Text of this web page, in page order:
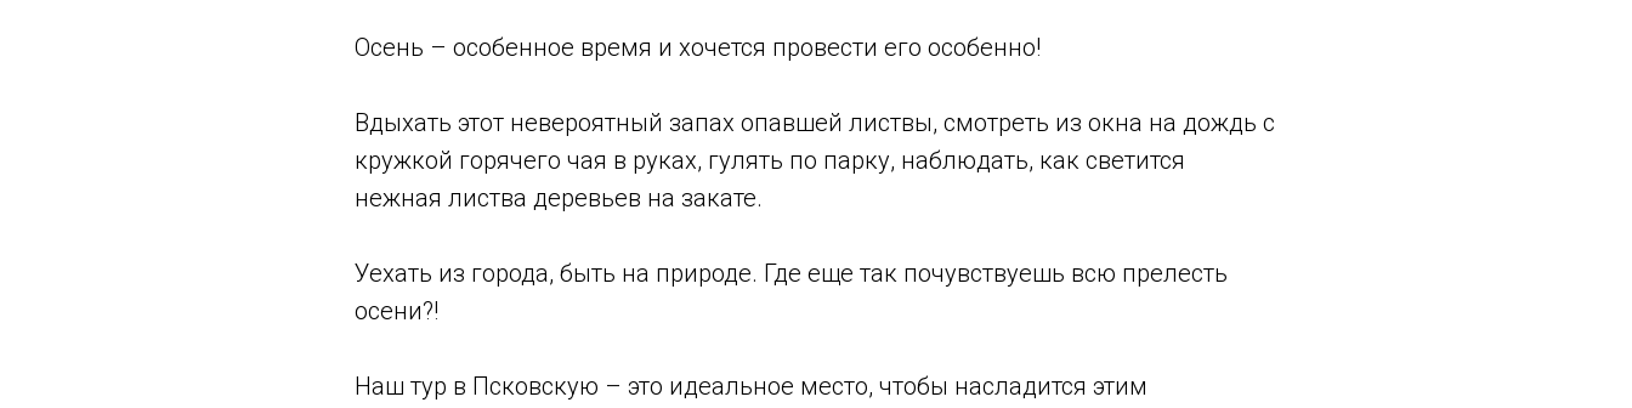
Осень – особенное время и хочется провести его особенно!
Вдыхать этот невероятный запах опавшей листвы, смотреть из окна на дождь с
кружкой горячего чая в руках, гулять по парку, наблюдать, как светится
нежная листва деревьев на закате.
Уехать из города, быть на природе. Где еще так почувствуешь всю прелесть
осени?!
Наш тур в Псковскую – это идеальное место, чтобы насладится этим